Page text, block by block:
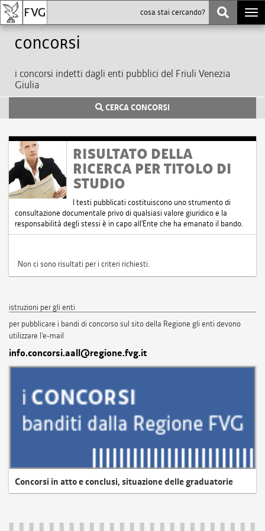
Concorsi
i concorsi indetti dagli enti pubblici del Friuli Venezia
Giulia
CERCA CONCORSI
RISULTATO DELLA
RICERCA PER TITOLO DI
STUDIO
I testi pubblicati costituiscono uno strumento di
consultazione documentale privo di qualsiasi valore giuridico e la
responsabilità degli stessi è in capo all'Ente che ha emanato il bando.
Non ci sono risultati per i criteri richiesti.
istruzioni per gli enti
per pubblicare i bandi di concorso sul sito della Regione gli enti devono
utilizzare l'e-mail
info.concorsi.aall@regione.fvg.it
Concorsi in atto e conclusi, situazione delle graduatorie